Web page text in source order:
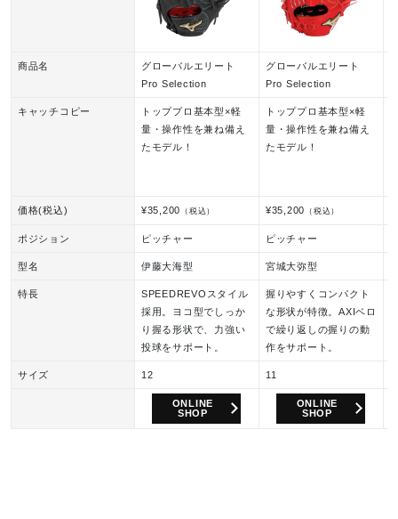
商品名
グローバルエリート
Pro Selection
グローバルエリート
Pro Selection
キャッチコピー
トッププロ基本型×軽
量・操作性を兼ね備え
たモデル！
トッププロ基本型×軽
量・操作性を兼ね備え
たモデル！
価格(税込) ¥35,200 （税込） ¥35,200 （税込）
ポジション ピッチャー ピッチャー
型名 伊藤大海型 宮城大弥型
特長
SPEEDREVOスタイル
採用。ヨコ型でしっか
り握る形状で、力強い
投球をサポート。
握りやすくコンパクト
な形状が特徴。AXIベロ
で繰り返しの握りの動
作をサポート。
サイズ 12 11
ONLINE
SHOP
ONLINE
SHOP